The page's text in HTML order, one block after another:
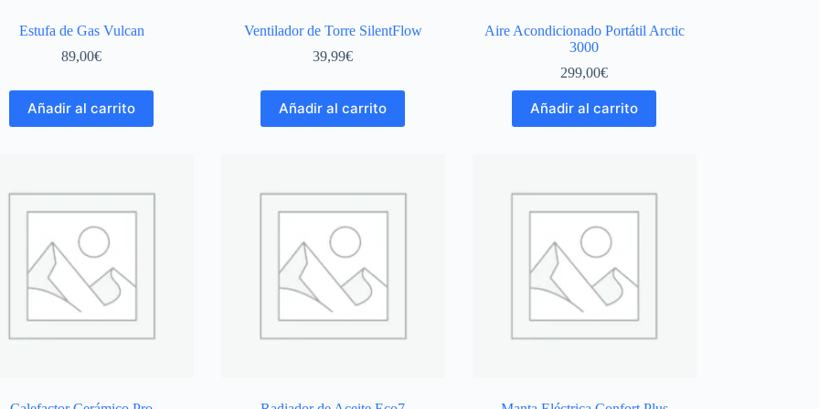
Estufa de Gas Vulcan
89,00€
Añadir al carrito
Ventilador de Torre SilentFlow
39,99€
Añadir al carrito
Aire Acondicionado Portátil Arctic
3000
299,00€
Añadir al carrito